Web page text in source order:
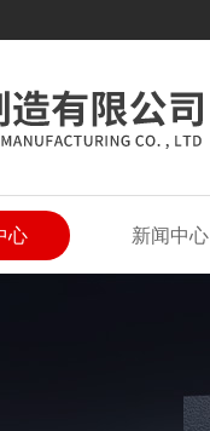
心 新闻中心